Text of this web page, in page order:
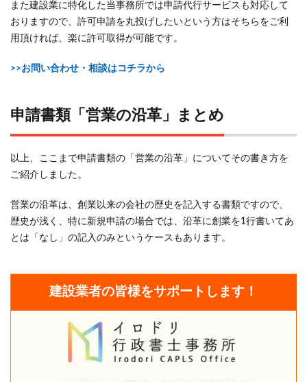
また建設業に特化した当事務所では申請代行サービスも対応して
おりますので、許可申請を丸投げしたいという方はそちらをご利
用頂ければ、楽に許可取得が可能です。
>>お問い合わせ・相談はコチラから
申請書類「営業の沿革」まとめ
以上、ここまで申請書類の「営業の沿革」についてその書き方を
ご紹介しました。
営業の沿革は、創業以来の会社の歴史を記入する書類ですので、
歴史が浅く、特に新規申請の場合では、沿革に創業を1行書いてあ
とは「なし」の記入のみというケースもあります。
建設業者の皆様をサポートします！